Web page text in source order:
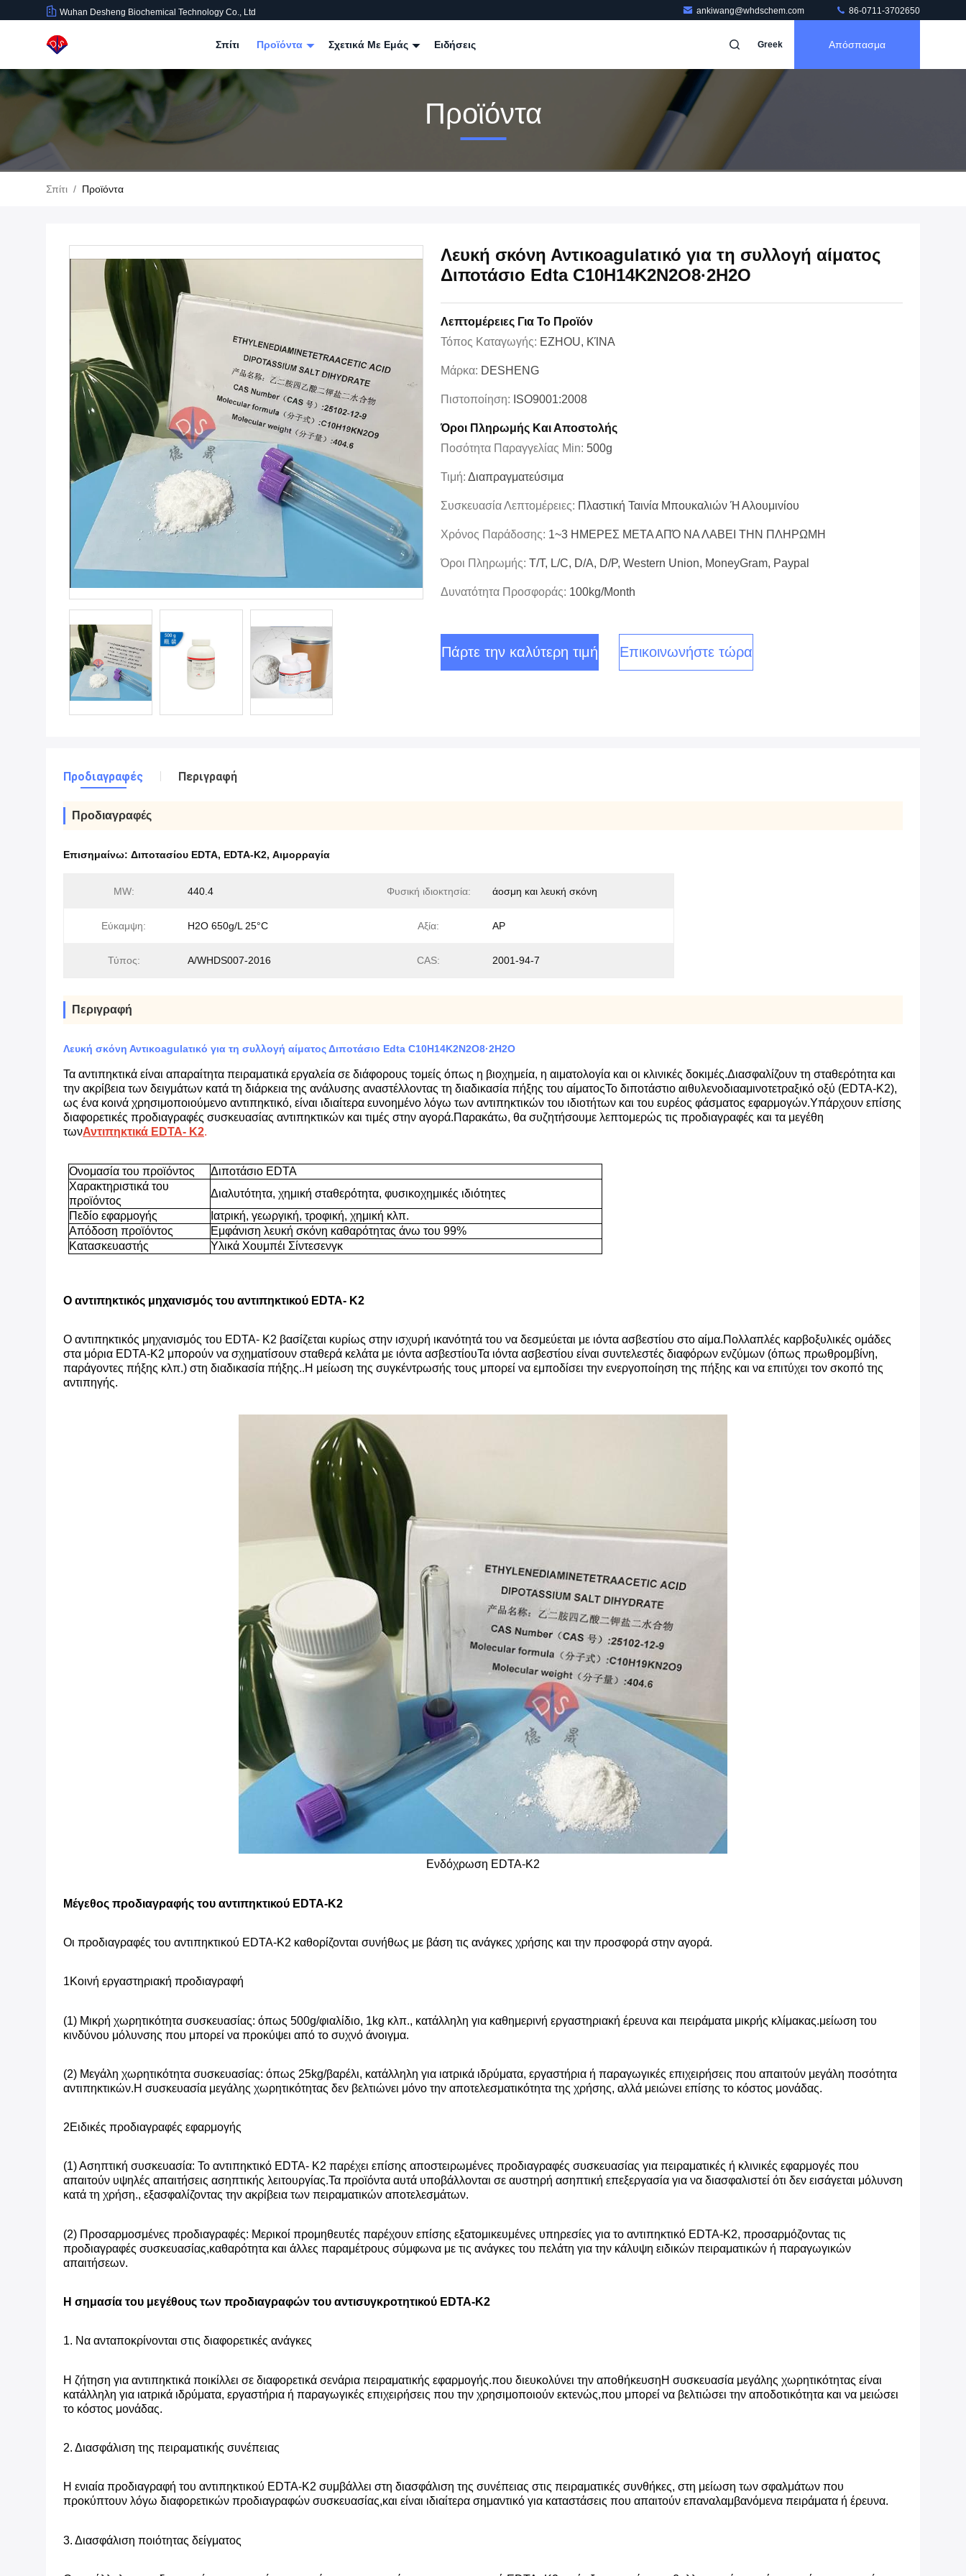
Wuhan Desheng Biochemical Technology Co., Ltd ankiwang@whdschem.com 86-0711-3702650
Σπίτι Προϊόντα Σχετικά Με Εμάς Ειδήσεις Greek Απόσπασμα
Προϊόντα
Σπίτι / Προϊόντα
Λευκή σκόνη Αντικοagulaτικό για τη συλλογή αίματος
Διποτάσιο Edta C10H14K2N2O8·2H2O
Λεπτομέρειες Για Το Προϊόν
Τόπος Καταγωγής: EZHOU, ΚΊΝΑ
Μάρκα: DESHENG
Πιστοποίηση: ISO9001:2008
Όροι Πληρωμής Και Αποστολής
Ποσότητα Παραγγελίας Min: 500g
Τιμή: Διαπραγματεύσιμα
Συσκευασία Λεπτομέρειες: Πλαστική Ταινία Μπουκαλιών Ή Αλουμινίου
Χρόνος Παράδοσης: 1~3 ΗΜΕΡΕΣ ΜΕΤΑ ΑΠΌ ΝΑ ΛΑΒΕΙ ΤΗΝ ΠΛΗΡΩΜΗ
Όροι Πληρωμής: Τ/Τ, L/C, D/A, D/P, Western Union, MoneyGram, Paypal
Δυνατότητα Προσφοράς: 100kg/month
Πάρτε την καλύτερη τιμή Επικοινωνήστε τώρα
Προδιαγραφές Περιγραφή
Προδιαγραφές
Επισημαίνω: Διποτασίου EDTA, EDTA-K2, Αιμορραγία
MW: 440.4 Φυσική ιδιοκτησία: άοσμη και λευκή σκόνη
Εύκαμψη: H2O 650g/L 25°C Αξία: ΑΡ
Τύπος: Α/WHDS007-2016 CAS: 2001-94-7
Περιγραφή
Λευκή σκόνη Αντικοagulaτικό για τη συλλογή αίματος Διποτάσιο Edta C10H14K2N2O8·2H2O
Τα αντιπηκτικά είναι απαραίτητα πειραματικά εργαλεία σε διάφορους τομείς όπως η βιοχημεία, η αιματολογία και οι κλινικές δοκιμές.Διασφαλίζουν τη σταθερότητα και
την ακρίβεια των δειγμάτων κατά τη διάρκεια της ανάλυσης αναστέλλοντας τη διαδικασία πήξης του αίματοςΤο διποτάστιο αιθυλενοδιααμινοτετραξικό οξύ (EDTA-K2),
ως ένα κοινά χρησιμοποιούμενο αντιπηκτικό, είναι ιδιαίτερα ευνοημένο λόγω των αντιπηκτικών του ιδιοτήτων και του ευρέος φάσματος εφαρμογών.Υπάρχουν επίσης
διαφορετικές προδιαγραφές συσκευασίας αντιπηκτικών και τιμές στην αγορά.Παρακάτω, θα συζητήσουμε λεπτομερώς τις προδιαγραφές και τα μεγέθη
τωνΑντιπηκτικά EDTA- K2.
Ονομασία του προϊόντος
Διποτάσιο EDTA
Χαρακτηριστικά του
προϊόντος
Διαλυτότητα, χημική σταθερότητα, φυσικοχημικές ιδιότητες
Πεδίο εφαρμογής
Ιατρική, γεωργική, τροφική, χημική κλπ.
Απόδοση προϊόντος
Εμφάνιση λευκή σκόνη καθαρότητας άνω του 99%
Κατασκευαστής
Υλικά Χουμπέι Σίντεσενγκ
Ο αντιπηκτικός μηχανισμός του αντιπηκτικού EDTA- K2
Ο αντιπηκτικός μηχανισμός του EDTA- K2 βασίζεται κυρίως στην ισχυρή ικανότητά του να δεσμεύεται με ιόντα ασβεστίου στο αίμα.Πολλαπλές καρβοξυλικές ομάδες
στα μόρια EDTA-K2 μπορούν να σχηματίσουν σταθερά κελάτα με ιόντα ασβεστίουΤα ιόντα ασβεστίου είναι συντελεστές διαφόρων ενζύμων (όπως πρωθρομβίνη,
παράγοντες πήξης κλπ.) στη διαδικασία πήξης..Η μείωση της συγκέντρωσής τους μπορεί να εμποδίσει την ενεργοποίηση της πήξης και να επιτύχει τον σκοπό της
αντιπηγής.
Ενδόχρωση EDTA-K2
Μέγεθος προδιαγραφής του αντιπηκτικού EDTA-K2
Οι προδιαγραφές του αντιπηκτικού EDTA-K2 καθορίζονται συνήθως με βάση τις ανάγκες χρήσης και την προσφορά στην αγορά.
1Κοινή εργαστηριακή προδιαγραφή
(1) Μικρή χωρητικότητα συσκευασίας: όπως 500g/φιαλίδιο, 1kg κλπ., κατάλληλη για καθημερινή εργαστηριακή έρευνα και πειράματα μικρής κλίμακας.μείωση του
κινδύνου μόλυνσης που μπορεί να προκύψει από το συχνό άνοιγμα.
(2) Μεγάλη χωρητικότητα συσκευασίας: όπως 25kg/βαρέλι, κατάλληλη για ιατρικά ιδρύματα, εργαστήρια ή παραγωγικές επιχειρήσεις που απαιτούν μεγάλη ποσότητα
αντιπηκτικών.Η συσκευασία μεγάλης χωρητικότητας δεν βελτιώνει μόνο την αποτελεσματικότητα της χρήσης, αλλά μειώνει επίσης το κόστος μονάδας.
2Ειδικές προδιαγραφές εφαρμογής
(1) Ασηπτική συσκευασία: Το αντιπηκτικό EDTA- K2 παρέχει επίσης αποστειρωμένες προδιαγραφές συσκευασίας για πειραματικές ή κλινικές εφαρμογές που
απαιτούν υψηλές απαιτήσεις ασηπτικής λειτουργίας.Τα προϊόντα αυτά υποβάλλονται σε αυστηρή ασηπτική επεξεργασία για να διασφαλιστεί ότι δεν εισάγεται μόλυνση
κατά τη χρήση., εξασφαλίζοντας την ακρίβεια των πειραματικών αποτελεσμάτων.
(2) Προσαρμοσμένες προδιαγραφές: Μερικοί προμηθευτές παρέχουν επίσης εξατομικευμένες υπηρεσίες για το αντιπηκτικό EDTA-K2, προσαρμόζοντας τις
προδιαγραφές συσκευασίας,καθαρότητα και άλλες παραμέτρους σύμφωνα με τις ανάγκες του πελάτη για την κάλυψη ειδικών πειραματικών ή παραγωγικών
απαιτήσεων.
Η σημασία του μεγέθους των προδιαγραφών του αντισυγκροτητικού EDTA-K2
1. Να ανταποκρίνονται στις διαφορετικές ανάγκες
Η ζήτηση για αντιπηκτικά ποικίλλει σε διαφορετικά σενάρια πειραματικής εφαρμογής.που διευκολύνει την αποθήκευσηΗ συσκευασία μεγάλης χωρητικότητας είναι
κατάλληλη για ιατρικά ιδρύματα, εργαστήρια ή παραγωγικές επιχειρήσεις που την χρησιμοποιούν εκτενώς,που μπορεί να βελτιώσει την αποδοτικότητα και να μειώσει
το κόστος μονάδας.
2. Διασφάλιση της πειραματικής συνέπειας
Η ενιαία προδιαγραφή του αντιπηκτικού EDTA-K2 συμβάλλει στη διασφάλιση της συνέπειας στις πειραματικές συνθήκες, στη μείωση των σφαλμάτων που
προκύπτουν λόγω διαφορετικών προδιαγραφών συσκευασίας,και είναι ιδιαίτερα σημαντικό για καταστάσεις που απαιτούν επαναλαμβανόμενα πειράματα ή έρευνα.
3. Διασφάλιση ποιότητας δείγματος